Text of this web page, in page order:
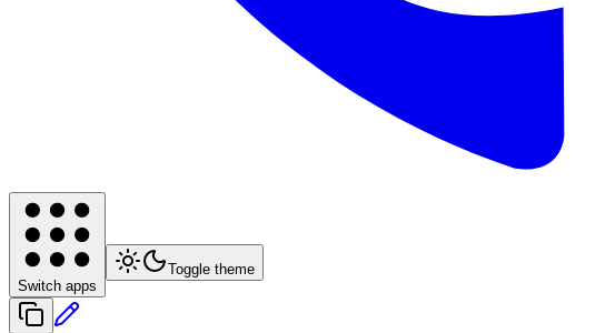
Switch apps
Toggle theme